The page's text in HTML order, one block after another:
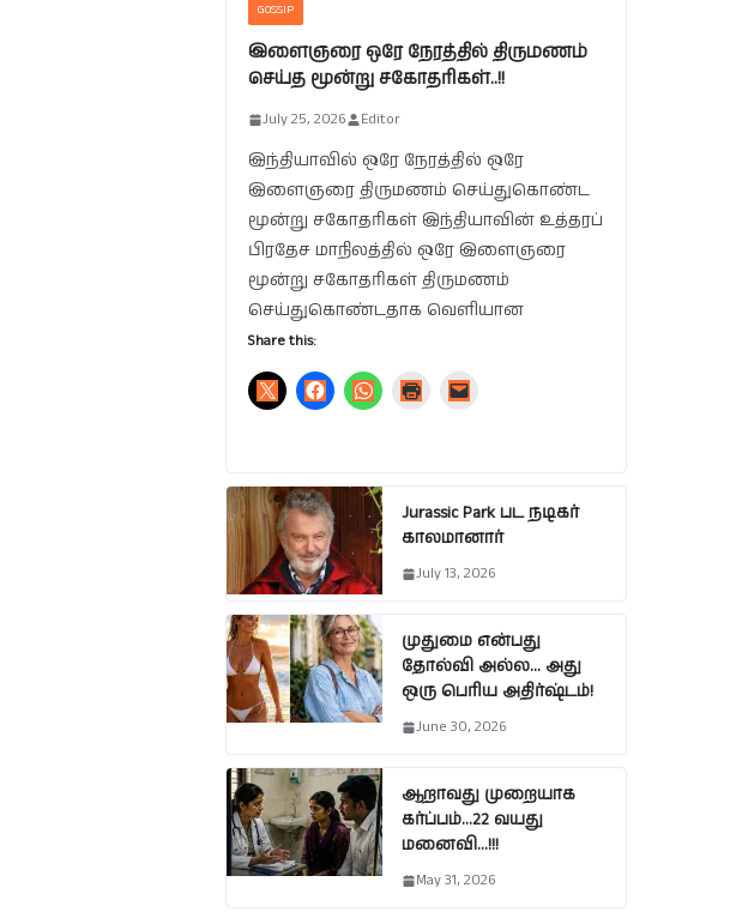
GOSSIP
இளைஞரை ஒரே நேரத்தில் திருமணம்
செய்த மூன்று சகோதரிகள்..!!
July 25, 2026 Editor
இந்தியாவில் ஒரே நேரத்தில் ஒரே
இளைஞரை திருமணம் செய்துகொண்ட
மூன்று சகோதரிகள் இந்தியாவின் உத்தரப்
பிரதேச மாநிலத்தில் ஒரே இளைஞரை
மூன்று சகோதரிகள் திருமணம்
செய்துகொண்டதாக வெளியான
Share this:
Jurassic Park பட நடிகர்
காலமானார்
July 13, 2026
முதுமை என்பது
தோல்வி அல்ல… அது
ஒரு பெரிய அதிர்ஷ்டம்!
June 30, 2026
ஆறாவது முறையாக
கர்ப்பம்…22 வயது
மனைவி…!!!
May 31, 2026